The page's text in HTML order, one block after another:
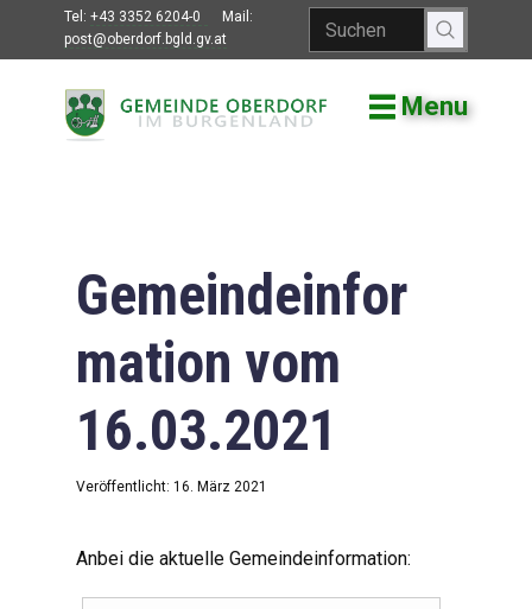
Tel: +43 3352 6204-0
Mail:
post@oberdorf.bgld.gv.at
Menu
Willkommen
Gemeindeamt
Gemeinderat
Bildung
Vereine
Gemeindeinfor
mation vom
16.03.2021
Veröffentlicht: 16. März 2021
Anbei die aktuelle Gemeindeinformation: